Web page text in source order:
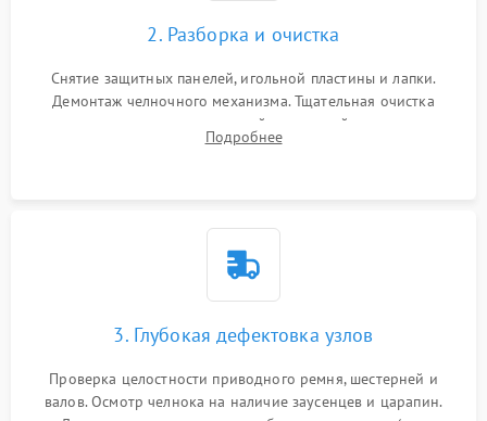
2. Разборка и очистка
Снятие защитных панелей, игольной пластины и лапки.
Демонтаж челночного механизма. Тщательная очистка
внутренних узлов от скопившейся тканевой пыли, очесов,
остатков старой смазки и обрывков нитей с помощью
Подробнее
3. Глубокая дефектовка узлов
Проверка целостности приводного ремня, шестерней и
валов. Осмотр челнока на наличие заусенцев и царапин.